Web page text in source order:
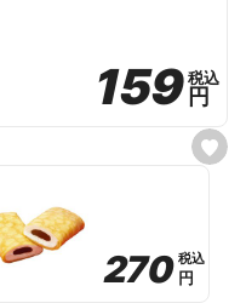
s
e
159
159税込
税込
円
円
270
270 税込
税込
円
円